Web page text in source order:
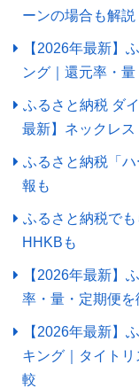
ーンの場合も解説
【2026年最新】
ング｜還元率・
ふるさと納税 ダ
最新】ネックレ
ふるさと納税「
報も
ふるさと納税で
HHKBも
【2026年最新】
率・量・定期便を
【2026年最新】
キング｜タイト
較